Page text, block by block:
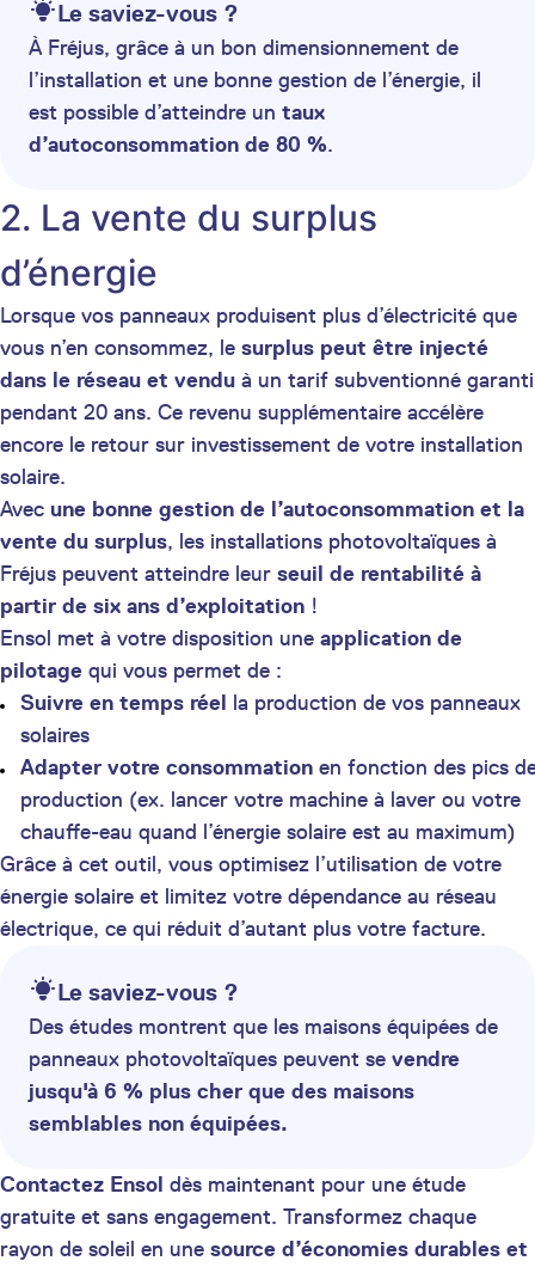
Le saviez-vous ?
À Fréjus, grâce à un bon dimensionnement de
l’installation et une bonne gestion de l’énergie, il
est possible d’atteindre un taux
d’autoconsommation de 80 %.
2. La vente du surplus
d’énergie
Lorsque vos panneaux produisent plus d’électricité que
vous n’en consommez, le surplus peut être injecté
dans le réseau et vendu à un tarif subventionné garanti
pendant 20 ans. Ce revenu supplémentaire accélère
encore le retour sur investissement de votre installation
solaire.
Avec une bonne gestion de l’autoconsommation et la
vente du surplus, les installations photovoltaïques à
Fréjus peuvent atteindre leur seuil de rentabilité à
partir de six ans d’exploitation !
Ensol met à votre disposition une application de
pilotage qui vous permet de :
Suivre en temps réel la production de vos panneaux
solaires
Adapter votre consommation en fonction des pics
production (ex. lancer votre machine à laver ou votre
chauffe-eau quand l’énergie solaire est au maximum)
Grâce à cet outil, vous optimisez l’utilisation de votre
énergie solaire et limitez votre dépendance au réseau
électrique, ce qui réduit d’autant plus votre facture.
Le saviez-vous ?
Des études montrent que les maisons équipées de
panneaux photovoltaïques peuvent se vendre
jusqu'à 6 % plus cher que des maisons
semblables non équipées.
Contactez Ensol dès maintenant pour une étude
gratuite et sans engagement. Transformez chaque
rayon de soleil en une source d’économies durables et